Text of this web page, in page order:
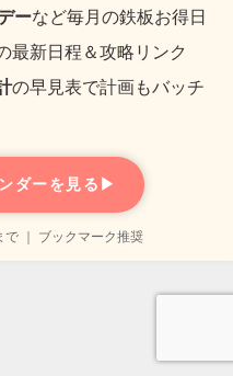
ーなど毎月の鉄板お得日
最新日程＆攻略リンク
の早見表で計画もバッチ
ダーを見る▶
で ｜ ブックマーク推奨